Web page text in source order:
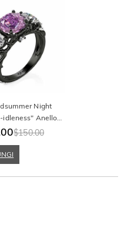
Night
idleness" Anello
e Rosa Viola
$150.00